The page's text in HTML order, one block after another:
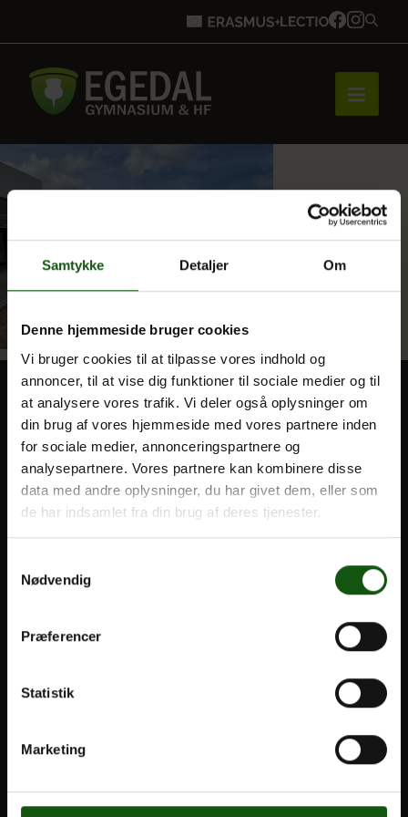
Samtykke Detaljer Om
Denne hjemmeside bruger cookies
Vi bruger cookies til at tilpasse vores indhold og
annoncer, til at vise dig funktioner til sociale medier og til
at analysere vores trafik. Vi deler også oplysninger om
din brug af vores hjemmeside med vores partnere inden
for sociale medier, annonceringspartnere og
analysepartnere. Vores partnere kan kombinere disse
data med andre oplysninger, du har givet dem, eller som
de har indsamlet fra din brug af deres tjenester.
Nødvendig
Præferencer
Statistik
Marketing
Forside
Bliv elev
Vores uddannelser
Om E.G.
BLIV ELEV
Til forældre
VORES UDDANNELSER
Alle fag og valgfag